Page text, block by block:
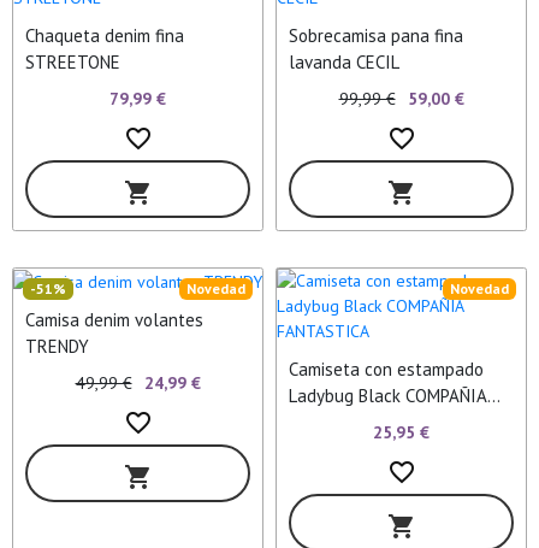
Chaqueta denim fina
STREETONE
79,99 €
favorite_border
shopping_cart
Sobrecamisa pana fina
lavanda CECIL
99,99 € 59,00 €
favorite_border
shopping_cart
Camisa denim volantes
TRENDY
Novedad
-51%
49,99 € 24,99 €
favorite_border
shopping_cart
Camiseta con estampado
Ladybug Black COMPAÑIA
FANTASTICA
Novedad
25,95 €
favorite_border
shopping_cart